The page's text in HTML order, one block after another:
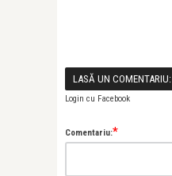
LASĂ UN COMENTARIU:
Login cu Facebook
Comentariu:*